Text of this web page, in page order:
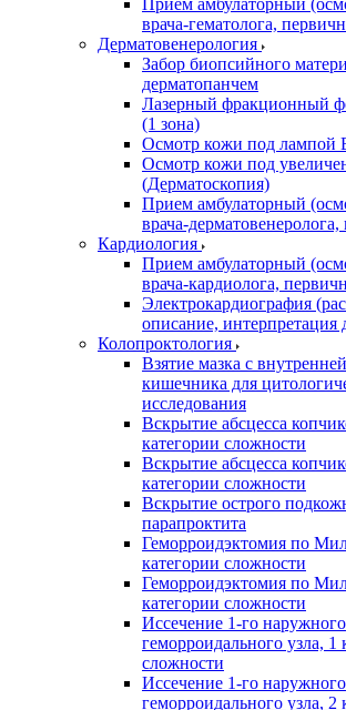
Прием амбулаторный
врача-гематолога,
Дерматовенерология
Забор биопсийного
дерматопанчем
Лазерный фракционный
(1 зона)
Осмотр кожи под лампой
Осмотр кожи под
(Дерматоскопия)
Прием амбулаторный
врача-
Кардиология
Прием амбулаторный
врача-кардиолога,
Электрокардиография
описание, интерпретация
Колопроктология
Взятие мазка с
кишечника для
исследования
Вскрытие абсцесса
категории сложности
Вскрытие абсцесса
категории сложности
Вскрытие острого
парапроктита
Геморроидэктомия по
категории сложности
Геморроидэктомия по
категории сложности
Иссечение 1-го наружного
геморроидального узла, 1
сложности
Иссечение 1-го наружного
геморроидального узла, 2